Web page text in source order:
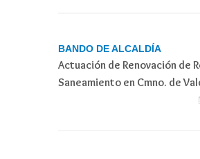
BANDO DE ALCALDÍA
Actuación de Renovación de
Saneamiento en Cmno. de